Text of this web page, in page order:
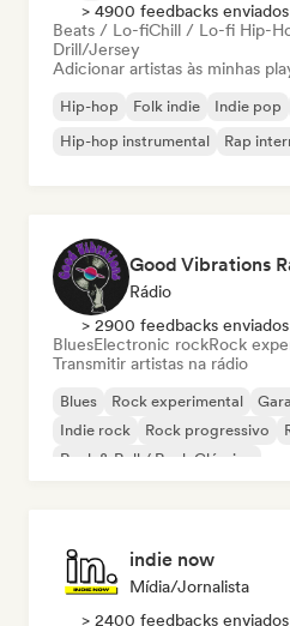
> 4900 feedbacks enviados
Beats / Lo-fiChill / Lo-fi Hip-
Drill/Jersey
Adicionar artistas às minhas
Hip-hop Folk indie Indie pop
Hip-hop instrumental
Rap
Good Vibrations
Rádio
> 2900 feedbacks enviados
BluesElectronic rockRock
Transmitir artistas na rádio
Blues Rock experimental
Indie rock
Rock progressivo
Rock & Roll / Rock Clássico
indie now
Mídia/Jornalista
> 2400 feedbacks enviados